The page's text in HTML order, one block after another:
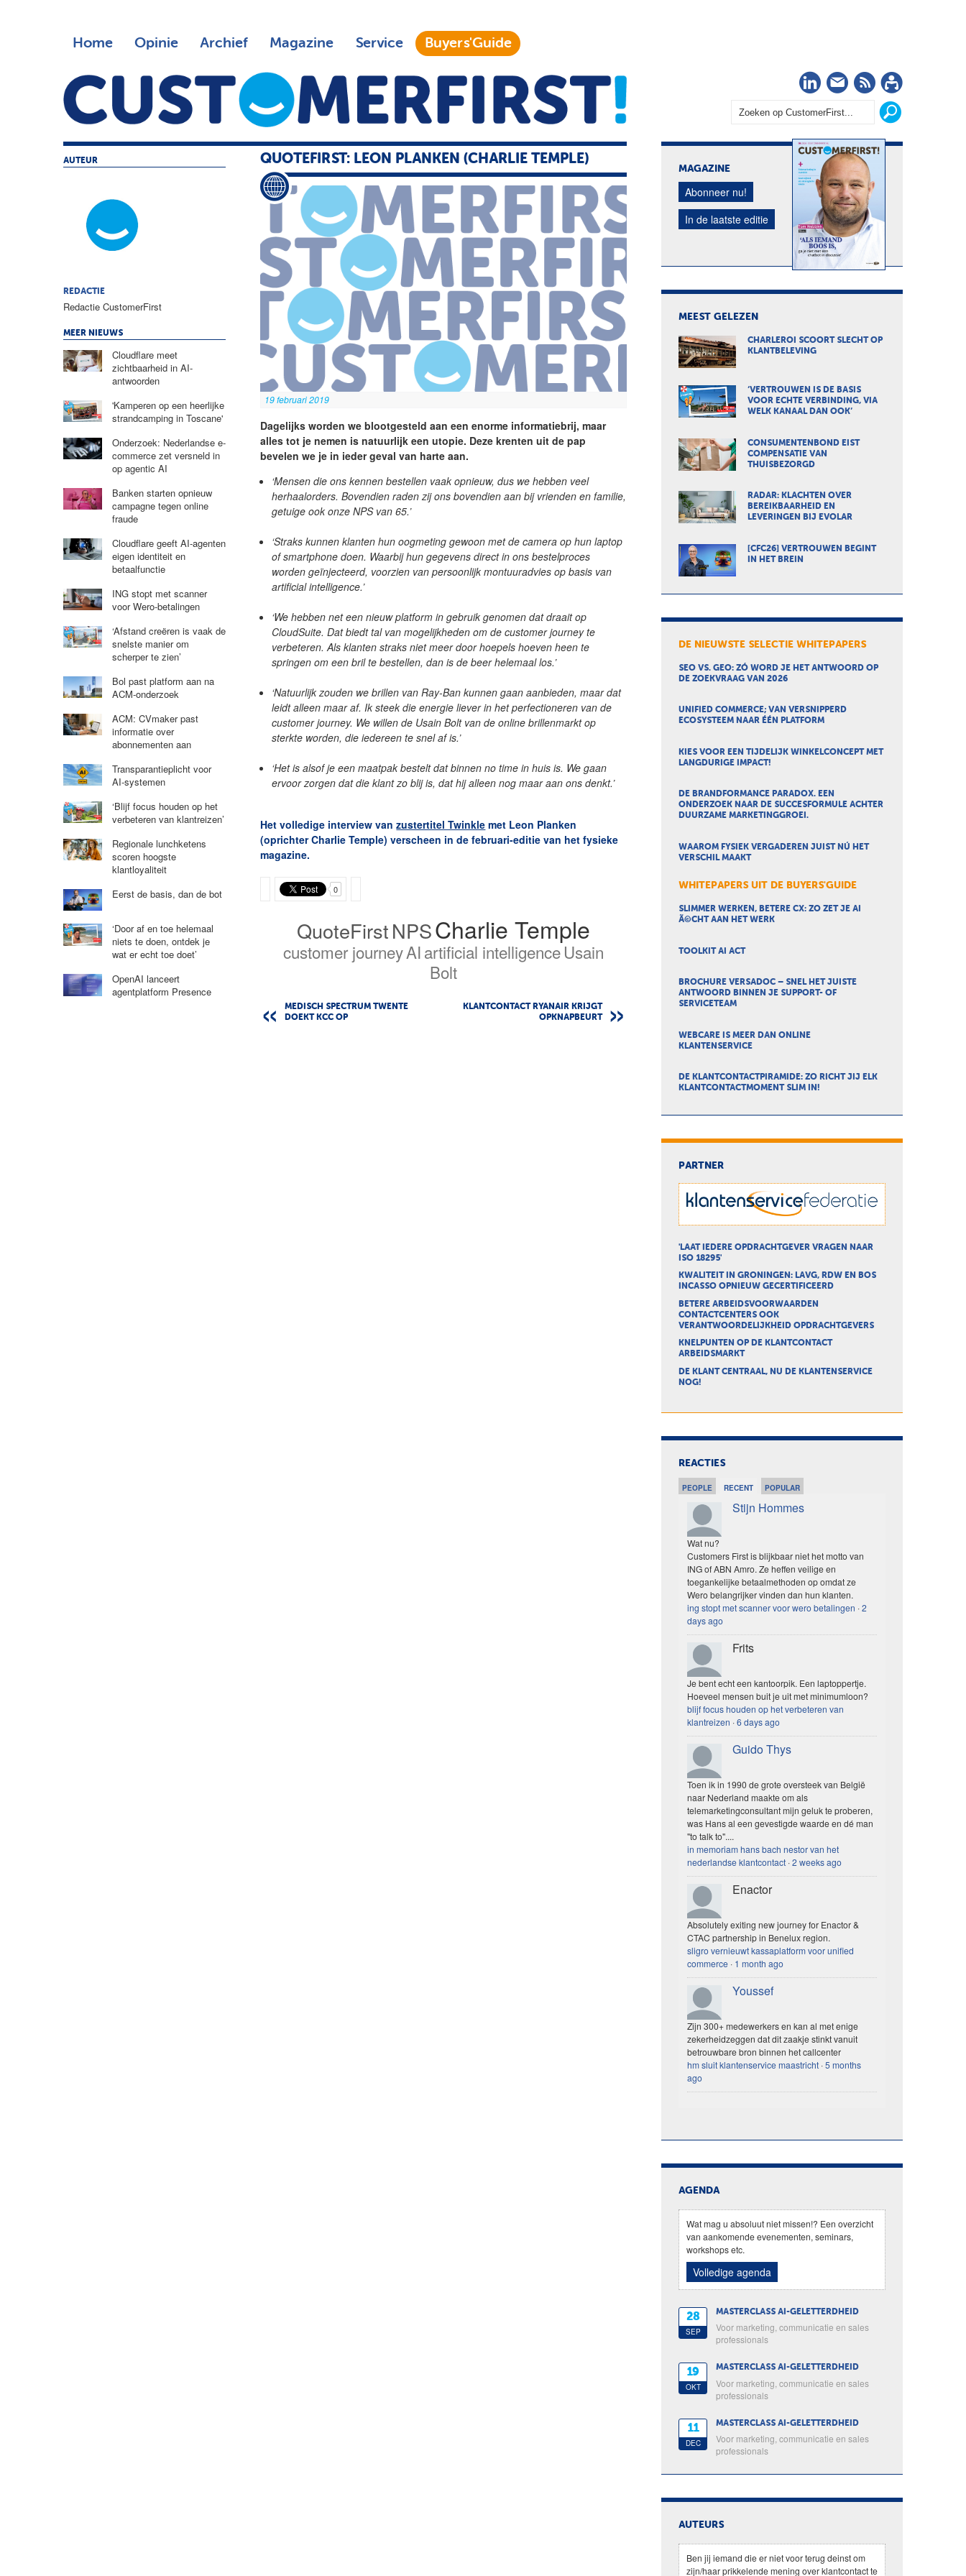
Home Opinie Archief Magazine Service Buyers'Guide
LinkedIn
Nieuwsbrief
RSS
QUOTEFIRST: LEON PLANKEN (CHARLIE TEMPLE)
19 februari 2019
Dagelijks worden we blootgesteld aan een enorme informatiebrij, maar
alles tot je nemen is natuurlijk een utopie. Deze krenten uit de pap
bevelen we je in ieder geval van harte aan.
‘Mensen die ons kennen bestellen vaak opnieuw, dus we hebben veel
herhaalorders. Bovendien raden zij ons bovendien aan bij vrienden en familie,
getuige ook onze NPS van 65.’
‘Straks kunnen klanten hun oogmeting gewoon met de camera op hun laptop
of smartphone doen. Waarbij hun gegevens direct in ons bestelproces
worden geïnjecteerd, voorzien van persoonlijk montuuradvies op basis van
artificial intelligence.’
‘We hebben net een nieuw platform in gebruik genomen dat draait op
CloudSuite. Dat biedt tal van mogelijkheden om de customer journey te
verbeteren. Als klanten straks niet meer door hoepels hoeven heen te
springen om een bril te bestellen, dan is de beer helemaal los.’
‘Natuurlijk zouden we brillen van Ray-Ban kunnen gaan aanbieden, maar dat
leidt alleen maar af. Ik steek die energie liever in het perfectioneren van de
customer journey. We willen de Usain Bolt van de online brillenmarkt op
sterkte worden, die iedereen te snel af is.’
‘Het is alsof je een maatpak bestelt dat binnen no time in huis is. We gaan
ervoor zorgen dat die klant zo blij is, dat hij alleen nog maar aan ons denkt.’
Het volledige interview vanzustertitel Twinkle met Leon Planken
(oprichter Charlie Temple) verscheen in de februari-editie van het fysieke
magazine.
0
QuoteFirstNPSCharlie Temple
customer journeyAIartificial intelligenceUsain
Bolt
MEDISCH SPECTRUM TWENTE
DOEKT KCC OP
KLANTCONTACT RYANAIR KRIJGT
OPKNAPBEURT
AUTEUR
REDACTIE
Redactie CustomerFirst
MEER NIEUWS
Cloudflare meet
zichtbaarheid in AI-
antwoorden
'Kamperen op een heerlijke
strandcamping in Toscane'
Onderzoek: Nederlandse e-
commerce zet versneld in
op agentic AI
Banken starten opnieuw
campagne tegen online
fraude
Cloudflare geeft AI-agenten
eigen identiteit en
betaalfunctie
ING stopt met scanner
voor Wero-betalingen
‘Afstand creëren is vaak de
snelste manier om
scherper te zien’
Bol past platform aan na
ACM-onderzoek
ACM: CVmaker past
informatie over
abonnementen aan
Transparantieplicht voor
AI-systemen
‘Blijf focus houden op het
verbeteren van klantreizen’
Regionale lunchketens
scoren hoogste
klantloyaliteit
Eerst de basis, dan de bot
‘Door af en toe helemaal
niets te doen, ontdek je
wat er echt toe doet’
OpenAI lanceert
agentplatform Presence
MAGAZINE
Abonneer nu!
In de laatste editie
MEEST GELEZEN
CHARLEROI SCOORT SLECHT OP
KLANTBELEVING
‘VERTROUWEN IS DE BASIS
VOOR ECHTE VERBINDING, VIA
WELK KANAAL DAN OOK’
CONSUMENTENBOND EIST
COMPENSATIE VAN
THUISBEZORGD
RADAR: KLACHTEN OVER
BEREIKBAARHEID EN
LEVERINGEN BIJ EVOLAR
[CFC26] VERTROUWEN BEGINT
IN HET BREIN
DE NIEUWSTE SELECTIE WHITEPAPERS
SEO VS. GEO: ZÓ WORD JE HET ANTWOORD OP
DE ZOEKVRAAG VAN 2026
UNIFIED COMMERCE; VAN VERSNIPPERD
ECOSYSTEEM NAAR ÉÉN PLATFORM
KIES VOOR EEN TIJDELIJK WINKELCONCEPT MET
LANGDURIGE IMPACT!
DE BRANDFORMANCE PARADOX. EEN
ONDERZOEK NAAR DE SUCCESFORMULE ACHTER
DUURZAME MARKETINGGROEI.
WAAROM FYSIEK VERGADEREN JUIST NÚ HET
VERSCHIL MAAKT
WHITEPAPERS UIT DE BUYERS'GUIDE
SLIMMER WERKEN, BETERE CX: ZO ZET JE AI
Ã©CHT AAN HET WERK
TOOLKIT AI ACT
BROCHURE VERSADOC – SNEL HET JUISTE
ANTWOORD BINNEN JE SUPPORT- OF
SERVICETEAM
WEBCARE IS MEER DAN ONLINE
KLANTENSERVICE
DE KLANTCONTACTPIRAMIDE: ZO RICHT JIJ ELK
KLANTCONTACTMOMENT SLIM IN!
PARTNER
'LAAT IEDERE OPDRACHTGEVER VRAGEN NAAR
ISO 18295'
KWALITEIT IN GRONINGEN: LAVG, RDW EN BOS
INCASSO OPNIEUW GECERTIFICEERD
BETERE ARBEIDSVOORWAARDEN
CONTACTCENTERS OOK
VERANTWOORDELIJKHEID OPDRACHTGEVERS
KNELPUNTEN OP DE KLANTCONTACT
ARBEIDSMARKT
DE KLANT CENTRAAL, NU DE KLANTENSERVICE
NOG!
REACTIES
PEOPLE RECENT POPULAR
Stijn Hommes
Wat nu?
Customers First is blijkbaar niet het motto van
ING of ABN Amro. Ze heffen veilige en
toegankelijke betaalmethoden op omdat ze
Wero belangrijker vinden dan hun klanten.
ing stopt met scanner voor wero betalingen ·2
days ago
Frits
Je bent echt een kantoorpik. Een laptoppertje.
Hoeveel mensen buit je uit met minimumloon?
blijf focus houden op het verbeteren van
klantreizen ·6 days ago
Guido Thys
Toen ik in 1990 de grote oversteek van België
naar Nederland maakte om als
telemarketingconsultant mijn geluk te proberen,
was Hans al een gevestigde waarde en dé man
"to talk to"....
in memoriam hans bach nestor van het
nederlandse klantcontact ·2 weeks ago
Enactor
Absolutely exiting new journey for Enactor &
CTAC partnership in Benelux region.
sligro vernieuwt kassaplatform voor unified
commerce · 1 month ago
Youssef
Zijn 300+ medewerkers en kan al met enige
zekerheidzeggen dat dit zaakje stinkt vanuit
betrouwbare bron binnen het callcenter
hm sluit klantenservice maastricht ·5 months
ago
AGENDA
Wat mag u absoluut niet missen!? Een overzicht
van aankomende evenementen, seminars,
workshops etc.
Volledige agenda
28
SEP
MASTERCLASS AI-GELETTERDHEID
Voor marketing, communicatie en sales
professionals
19
OKT
MASTERCLASS AI-GELETTERDHEID
Voor marketing, communicatie en sales
professionals
11
DEC
MASTERCLASS AI-GELETTERDHEID
Voor marketing, communicatie en sales
professionals
AUTEURS
Ben jij iemand die er niet voor terug deinst om
zijn/haar prikkelende mening over klantcontact te